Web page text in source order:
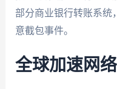
部分商业银行转账系统
意截包事件。
全球加速网